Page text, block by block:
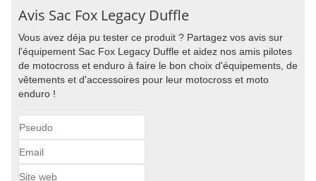
Avis Sac Fox Legacy Duffle
Vous avez déja pu tester ce produit ? Partagez vos avis sur
l'équipement Sac Fox Legacy Duffle et aidez nos amis pilotes
de motocross et enduro à faire le bon choix d'équipements, de
vêtements et d'accessoires pour leur motocross et moto
enduro !